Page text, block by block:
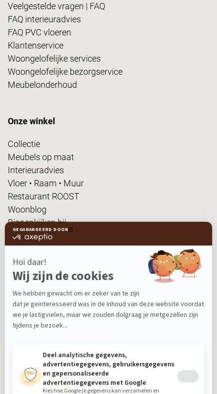
Veelgestelde vragen | FAQ
FAQ interieuradvies
FAQ PVC vloeren
Klantenservice
Woongelofelijke services
Woongelofelijke bezorgservice
Meubelonderhoud
Onze winkel
Collectie
Meubels op maat
Interieuradvies
Vloer • Raam • Muur
Restaurant ROOST
Woonblog
Binnenkijken bij...
FanPas
Ontvang nieuws, tips en de laatste acties!
Aanmelden